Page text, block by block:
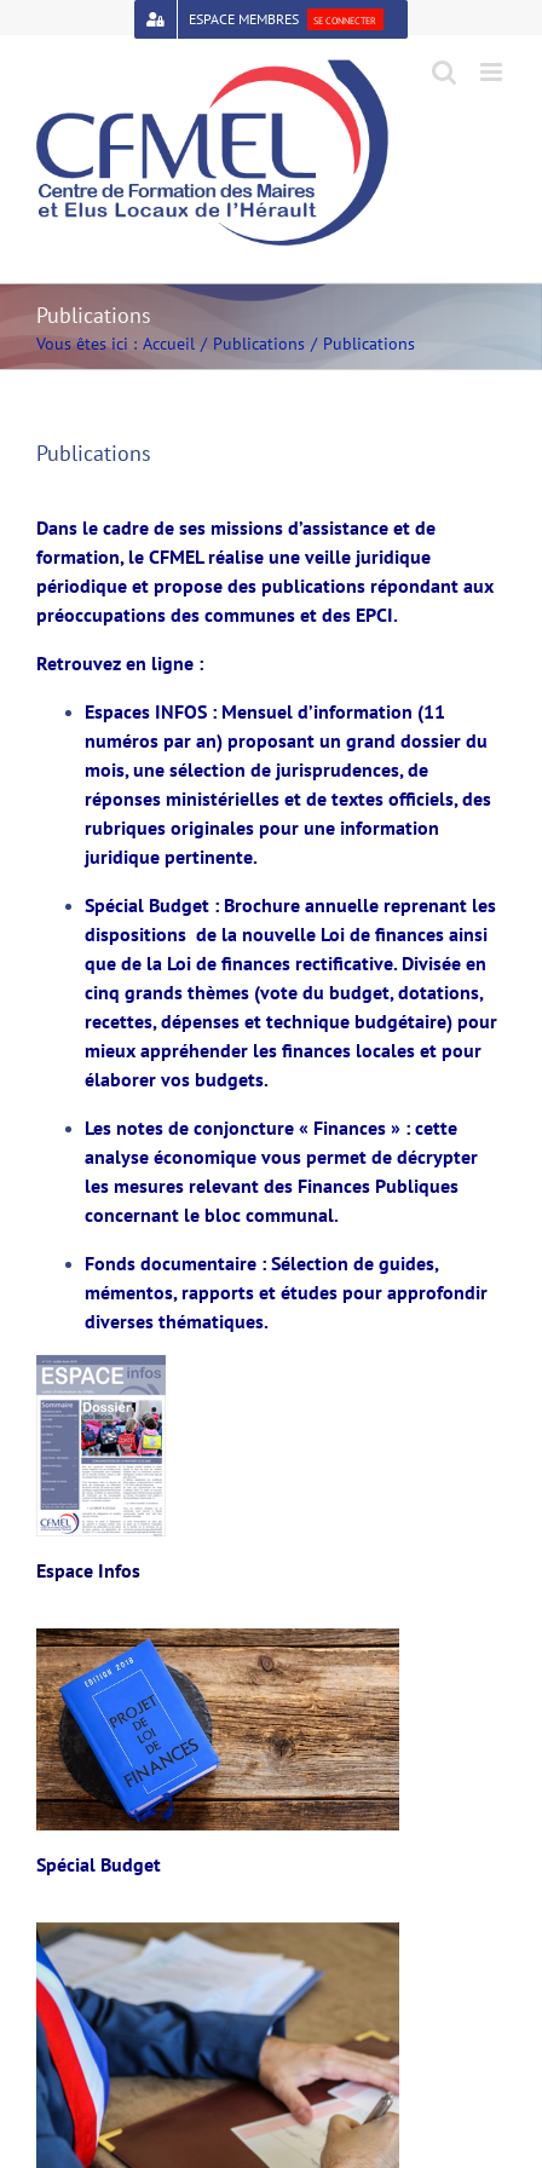
Open toolbar
ESPACE MEMBRES SE CONNECTER
Publications
Vous êtes ici : Accueil Publications Publications
Publications
Dans le cadre de ses missions d’assistance et de
formation, le CFMEL réalise une veille juridique
périodique et propose des publications répondant aux
préoccupations des communes et des EPCI.
Retrouvez en ligne :
Espaces INFOS : Mensuel d’information (11
numéros par an) proposant un grand dossier du
mois, une sélection de jurisprudences, de
réponses ministérielles et de textes officiels, des
rubriques originales pour une information
juridique pertinente.
Spécial Budget : Brochure annuelle reprenant les
dispositions de la nouvelle Loi de finances ainsi
que de la Loi de finances rectificative. Divisée en
cinq grands thèmes (vote du budget, dotations,
recettes, dépenses et technique budgétaire) pour
mieux appréhender les finances locales et pour
élaborer vos budgets.
Les notes de conjoncture « Finances » : cette
analyse économique vous permet de décrypter
les mesures relevant des Finances Publiques
concernant le bloc communal.
Fonds documentaire : Sélection de guides,
mémentos, rapports et études pour approfondir
diverses thématiques.
Espace Infos
Spécial Budget